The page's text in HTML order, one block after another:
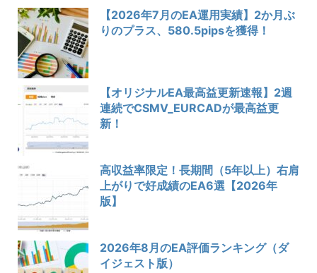
【2026年7月のEA運用実績】2か月ぶ
りのプラス、580.5pipsを獲得！
【オリジナルEA最高益更新速報】2週
連続でCSMV_EURCADが最高益更
新！
高収益率限定！長期間（5年以上）右肩
上がりで好成績のEA6選【2026年
版】
2026年8月のEA評価ランキング（ダ
イジェスト版）